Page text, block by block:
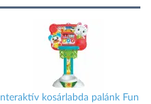
Interaktív kosárlabda palánk Fun